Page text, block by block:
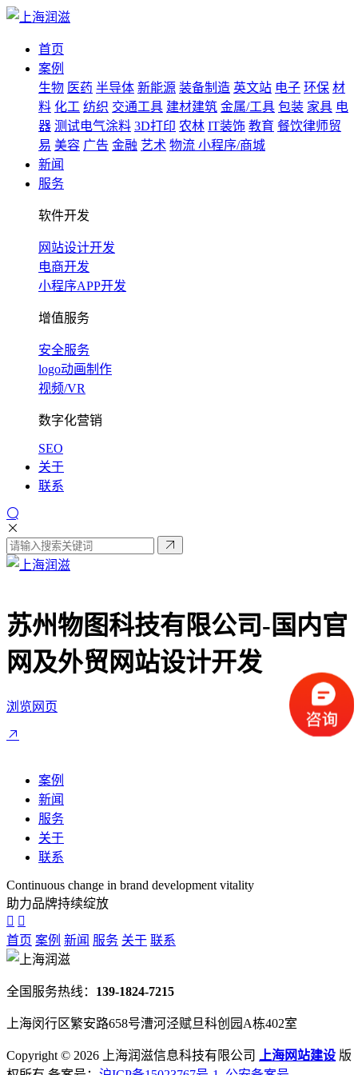
首页
案例
生物 医药 半导体 新能源 装备制造 英文站 电子 环保 材
料 化工 纺织 交通工具 建材建筑 金属/工具 包装 家具 电
器 测试电气涂料 3D打印 农林 IT装饰 教育 餐饮律师贸
易 美容 广告 金融 艺术 物流 小程序/商城
新闻
服务
软件开发
网站设计开发
电商开发
小程序APP开发
增值服务
安全服务
logo动画制作
视频/VR
数字化营销
SEO
关于
联系
苏州物图科技有限公司-国内官
网及外贸网站设计开发
浏览网页
案例
新闻
服务
关于
联系
Continuous change in brand development vitality
助力品牌持续绽放
首页 案例 新闻 服务 关于 联系
全国服务热线： 139-1824-7215
上海闵行区繁安路658号漕河泾赋旦科创园A栋402室
Copyright © 2026 上海润滋信息科技有限公司 上海网站建设 版